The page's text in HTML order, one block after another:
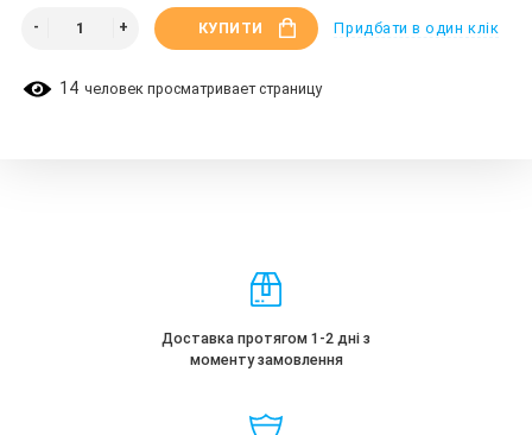
КУПИТИ Придбати в один клік
14 человек просматривает страницу
Доставка протягом 1-2 дні з
моменту замовлення